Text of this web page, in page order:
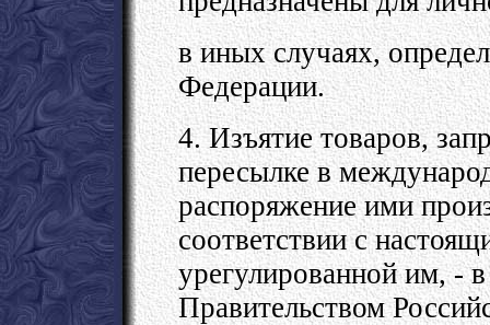
в иных случаях,
Федерации.
4. Изъятие товаров,
пересылке в
распоряжение ими
соответствии с
урегулированной им, -
Правительством